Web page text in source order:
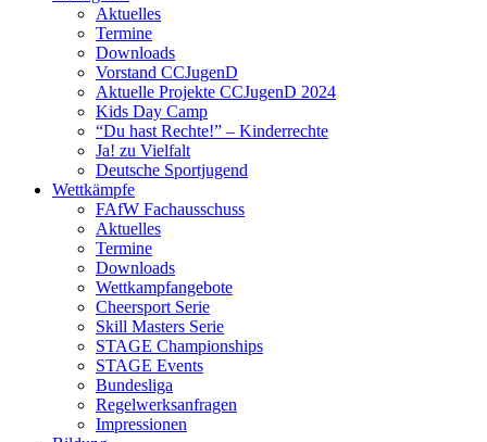
Aktuelles
Termine
Downloads
Vorstand CCJugenD
Aktuelle Projekte CCJugenD 2024
Kids Day Camp
“Du hast Rechte!” – Kinderrechte
Ja! zu Vielfalt
Deutsche Sportjugend
Wettkämpfe
FAfW Fachausschuss
Aktuelles
Termine
Downloads
Wettkampfangebote
Cheersport Serie
Skill Masters Serie
STAGE Championships
STAGE Events
Bundesliga
Regelwerksanfragen
Impressionen